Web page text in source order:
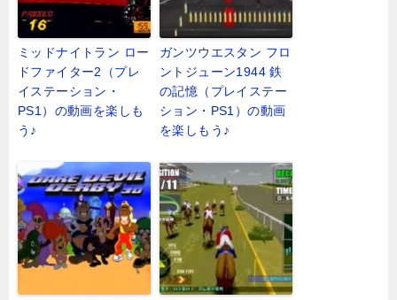
ミッドナイトラン ロー
ドファイター2（プレ
イステーション・
PS1）の動画を楽しも
う♪
ガンツウエスタン フロ
ントジューン1944 鉄
の記憶（プレイステー
ション・PS1）の動画
を楽しもう♪